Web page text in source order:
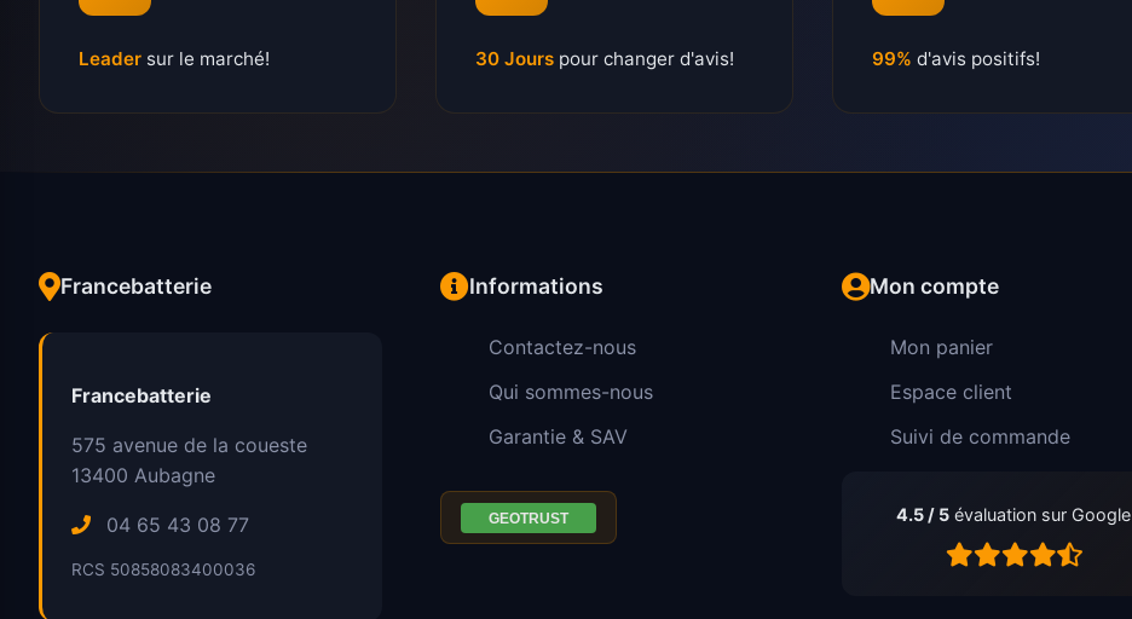
Leader sur le marché! 30 Jours pour changer d'avis! 99% d'avis positifs!
Francebatterie
Francebatterie
575 avenue de la coueste
13400 Aubagne
04 65 43 08 77
RCS 50858083400036
Informations
Contactez-nous
Qui sommes-nous
Garantie & SAV
Mon compte
Mon panier
Espace client
Suivi de commande
4.5 / 5 évaluation sur Google